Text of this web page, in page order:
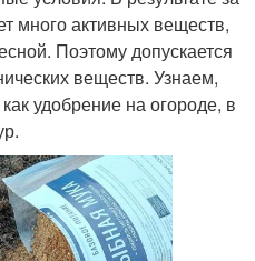
много активных веществ,
Поэтому допускается
веществ. Узнаем,
удобрение на огороде, в